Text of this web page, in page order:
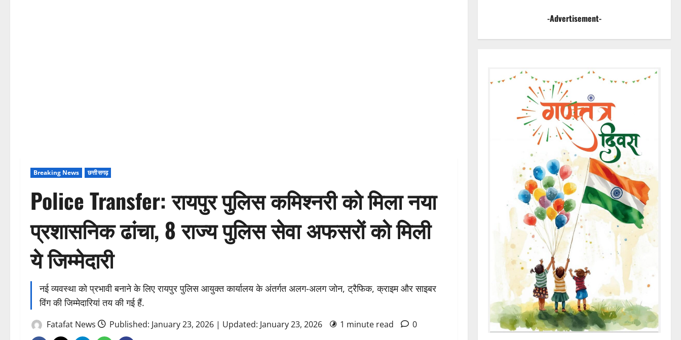
Breaking News छत्तीसगढ़
Police Transfer: रायपुर पुलिस कमिश्नरी को मिला नया
प्रशासनिक ढांचा, 8 राज्य पुलिस सेवा अफसरों को मिली
ये जिम्मेदारी
नई व्यवस्था को प्रभावी बनाने के लिए रायपुर पुलिस आयुक्त कार्यालय के अंतर्गत अलग-अलग जोन, ट्रैफिक, क्राइम और साइबर
विंग की जिम्मेदारियां तय की गई हैं.
Fatafat News Published: January 23, 2026 | Updated: January 23, 2026 1 minute read 0
-Advertisement-